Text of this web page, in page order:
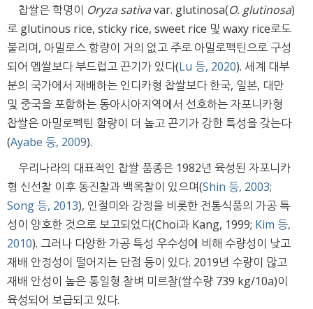
찹쌀은 학명이 Oryza sativavar. glutinosa(O. glutinosa)
로 glutinous rice, sticky rice, sweet rice 및 waxy rice로도
불리며, 아밀로스 함량이 거의 없고 주로 아밀로펙틴으로 구성
되어 멥쌀보다 부드럽고 끈기가 있다(Lu 등, 2020). 세계 대부
분의 국가에서 재배하는 인디카형 찹쌀보다 한국, 일본, 대만
및 중국을 포함하는 동아시아지역에서 선호하는 자포니카형
찹쌀은 아밀로펙틴 함량이 더 높고 끈기가 강한 특성을 갖는다
(Ayabe 등, 2009).
우리나라의 대표적인 찹쌀 품종은 1982년 육성된 자포니카
형 신선찰 이후 동진찰과 백옥찰이 있으며(Shin 등, 2003;
Song 등, 2013), 인절미와 강정을 비롯한 전통식품의 가공 특
성이 양호한 것으로 보고되었다(Choi과 Kang, 1999; Kim 등,
2010). 그러나 다양한 가공 특성 우수성에 비해 수량성이 낮고
재배 안정성이 떨어지는 단점 등이 있다. 2019년 수량이 많고
재배 안성이 높은 통일형 찰벼 미르찰(쌀수량 739 kg/10a)이
육성되어 보급되고 있다.